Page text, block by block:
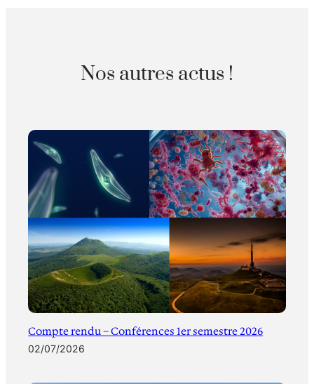
Nos autres actus !
Compte rendu – Conférences 1er semestre 2026
02/07/2026